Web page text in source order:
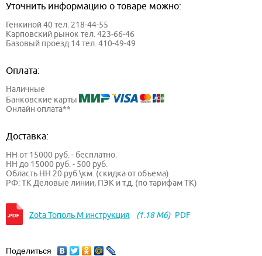
Уточнить информацию о товаре можно:
Генкиной 40 тел. 218-44-55
Карповский рынок тел. 423-66-46
Базовый проезд 14 тел. 410-49-49
Оплата:
Наличные
Банковские карты
Онлайн оплата**
Доставка:
НН от 15000 руб. - бесплатно.
НН до 15000 руб. - 500 руб.
Область НН 20 руб.\км. (скидка от объема)
РФ: ТК Деловые линии, ПЭК и т.д. (по тарифам ТК)
Zota Тополь М инструкция (1.18 Мб) PDF
Поделиться